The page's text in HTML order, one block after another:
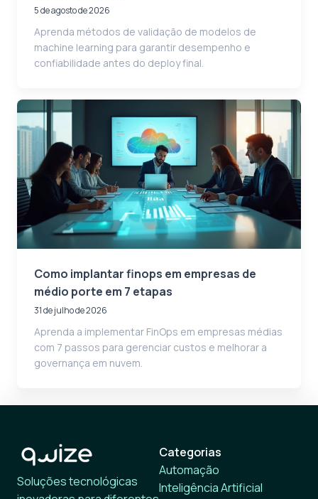
5 de agosto de 2026
Aprenda métodos de validação de modelos de
machine learning para garantir desempenho e
confiabilidade antes do deploy final.
Como implantar finops em empresas de
médio porte em 7 etapas
31 de julho de 2026
Aprenda a implementar FinOps em empresas médias
com 7 passos para gerenciar custos e melhorar a
governança em nuvem.
Soluções tecnológicas
Categorias
Automação
Inteligência Artificial